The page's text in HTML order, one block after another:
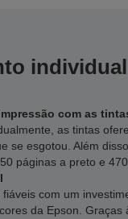
com as
as tintas
se esgotou. Além
páginas a preto e 470
com um
da Epson. Graças